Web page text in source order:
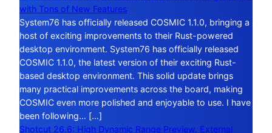
with Tons of New Features
System76 has officially released COSMIC 1.1.0, bringing a
host of exciting improvements to their Rust-powered
desktop environment. System76 has officially released
COSMIC 1.1.0, the latest version of their exciting Rust-
based desktop environment. This solid update brings
many practical improvements across the board, making
COSMIC even more polished and enjoyable to use. I have
been following… […]
Shotcut 26.6: High Dynamic Range Preview, External